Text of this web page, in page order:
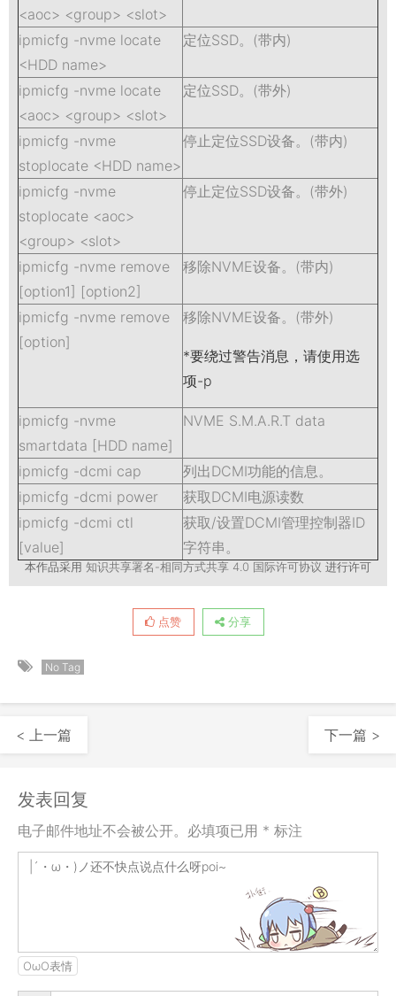
<aoc> <group> <slot>
ipmicfg -nvme locate
<HDD name>
定位SSD。(带内)
ipmicfg -nvme locate
<aoc> <group> <slot>
定位SSD。(带外)
ipmicfg -nvme
stoplocate <HDD name>
停止定位SSD设备。(带内)
ipmicfg -nvme
stoplocate <aoc>
<group> <slot>
停止定位SSD设备。(带外)
ipmicfg -nvme remove
[option1] [option2]
移除NVME设备。(带内)
ipmicfg -nvme remove
[option]
移除NVME设备。(带外)
*要绕过警告消息，请使用选
项-p
ipmicfg -nvme
smartdata [HDD name]
NVME S.M.A.R.T data
ipmicfg -dcmi cap
列出DCMI功能的信息。
ipmicfg -dcmi power
获取DCMI电源读数
ipmicfg -dcmi ctl
[value]
获取/设置DCMI管理控制器ID
字符串。
本作品采用 知识共享署名-相同方式共享 4.0 国际许可协议 进行许可
点赞 分享
No Tag
< 上一篇 下一篇 >
发表回复
电子邮件地址不会被公开。必填项已用 * 标注
OωO表情